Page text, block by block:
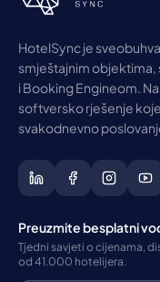
HotelSync je
smještajnim objektima,
i Booking Engineom.
softversko rješenje
svakodnevno
Preuzmite besplatni
Tjedni savjeti o cijenama,
od 41.000 hotelijera.